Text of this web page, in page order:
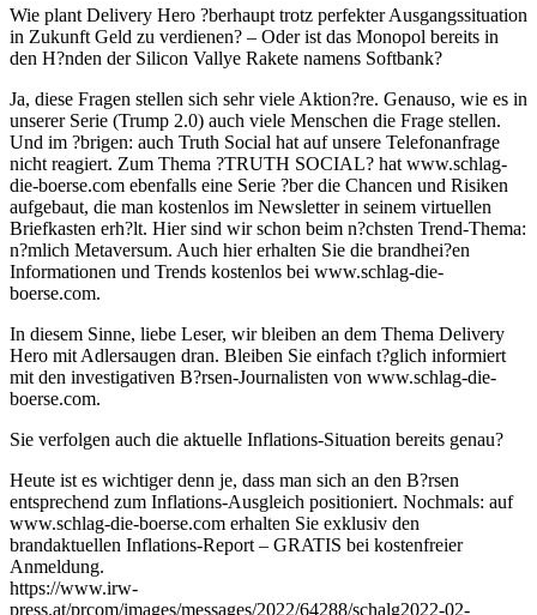
Wie plant Delivery Hero ?berhaupt trotz perfekter Ausgangssituation
in Zukunft Geld zu verdienen? – Oder ist das Monopol bereits in
den H?nden der Silicon Vallye Rakete namens Softbank?
Ja, diese Fragen stellen sich sehr viele Aktion?re. Genauso, wie es in
unserer Serie (Trump 2.0) auch viele Menschen die Frage stellen.
Und im ?brigen: auch Truth Social hat auf unsere Telefonanfrage
nicht reagiert. Zum Thema ?TRUTH SOCIAL? hat www.schlag-
die-boerse.com ebenfalls eine Serie ?ber die Chancen und Risiken
aufgebaut, die man kostenlos im Newsletter in seinem virtuellen
Briefkasten erh?lt. Hier sind wir schon beim n?chsten Trend-Thema:
n?mlich Metaversum. Auch hier erhalten Sie die brandhei?en
Informationen und Trends kostenlos bei www.schlag-die-
boerse.com.
In diesem Sinne, liebe Leser, wir bleiben an dem Thema Delivery
Hero mit Adlersaugen dran. Bleiben Sie einfach t?glich informiert
mit den investigativen B?rsen-Journalisten von www.schlag-die-
boerse.com.
Sie verfolgen auch die aktuelle Inflations-Situation bereits genau?
Heute ist es wichtiger denn je, dass man sich an den B?rsen
entsprechend zum Inflations-Ausgleich positioniert. Nochmals: auf
www.schlag-die-boerse.com erhalten Sie exklusiv den
brandaktuellen Inflations-Report – GRATIS bei kostenfreier
Anmeldung.
https://www.irw-
press.at/prcom/images/messages/2022/64288/schalg2022-02-